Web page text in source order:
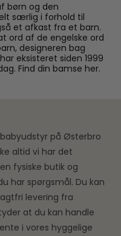
børn og den
særlig i forhold til
et afkast fra et barn.
ord af de engelske ord
designeren bag
eksisteret siden 1999
Find din bamse her.
på Østerbro
altid vi har det
fysiske butik og
har spørgsmål. Du kan
levering fra
at du kan handle
i vores hyggelige